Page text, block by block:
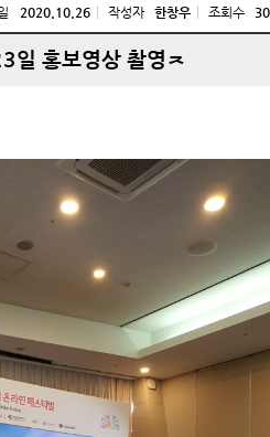
2020.10.26 작성자 한창우 조회수 30
홍보영상 촬영ㅈ